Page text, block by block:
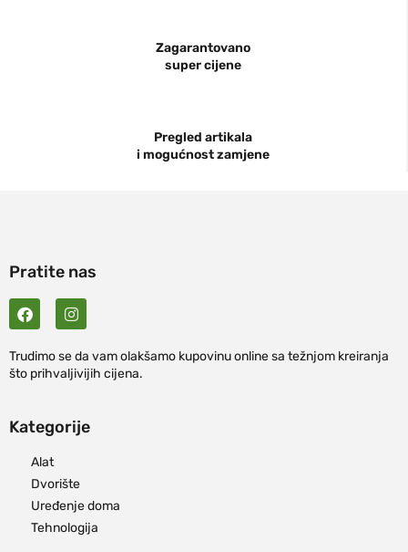
Zagarantovano
super cijene
Pregled artikala
i mogućnost zamjene
Pratite nas
Trudimo se da vam olakšamo kupovinu online sa težnjom kreiranja
što prihvaljivijih cijena.
Kategorije
Alat
Dvorište
Uređenje doma
Tehnologija